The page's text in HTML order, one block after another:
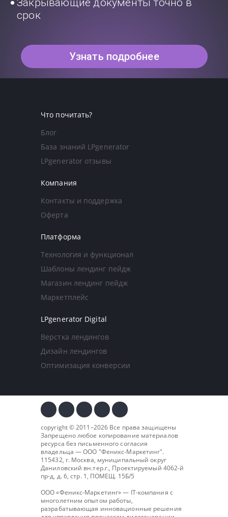
Закрывающие документы точно в
срок
Узнать подробнее
Что почитать?
Блог
База знаний LPgenerator
LPgenerator отзывы
Компания
Контакты и поддержка
Оферта
Платформа
Технология и функционал
Шаблоны лендинг пейдж
Магазин лендинг пейдж
Маркетплейс
LPgenerator Digital
Верстка лендингов
Дизайн лендингов
Оптимизация конверсии
copyright © 2011–2026 Все права защищены
Запрещено любое копирование материалов
ресурса без письменного согласия
владельца — ООО "Феникс-Маркетинг".
115432, г. Москва, муниципальный округ
Даниловский вн.тер.г., Проектируемый 4062-й
пр-д, д. 6, стр. 1, ПОМЕЩ. 15Б/5
ООО «Феникс-Маркетинг» — IT-компания с
многолетним опытом работы,
разрабатывающая инновационные решения